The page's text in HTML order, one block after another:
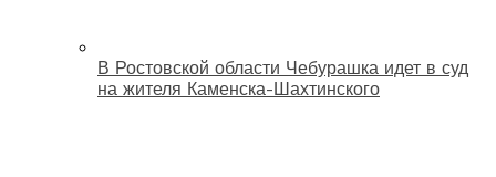
В Ростовской области Чебурашка идет в суд
на жителя Каменска-Шахтинского